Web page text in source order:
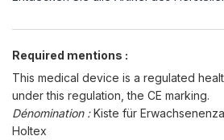
Required mentions :
This medical device is a regulated
under this regulation, the CE marking.
Dénomination :Kiste für
Holtex